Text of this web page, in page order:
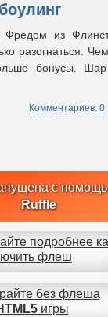
Фредом из
разогнаться.
бонусы.
Комментариев: 0
с
Ruffle
подробнее
флеш
без флеша
игры